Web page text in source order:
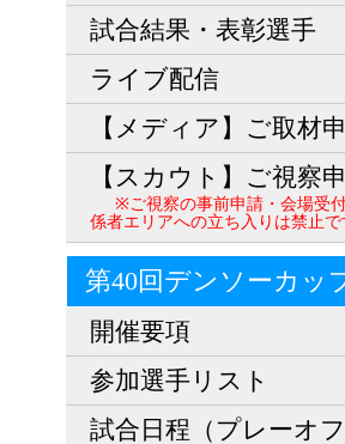
試合結果・表彰選手
ライブ配信
【メディア】ご取材
【スカウト】ご視察
※ご視察の事前申請・会場受
係者エリアへの立ち入りは禁止で
第40回デンソーカッ
開催要項
参加選手リスト
試合日程（プレーオフ